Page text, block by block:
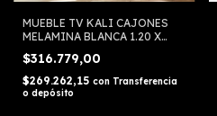
MUEBLE TV KALI CAJONES
MELAMINA BLANCA 1.20 X
0.40 SILCAR
$316.779,00
$269.262,15 con Transferencia
o depósito